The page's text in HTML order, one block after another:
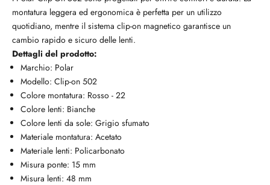
montatura leggera ed ergonomica è perfetta per un utilizzo
quotidiano, mentre il sistema clip-on magnetico garantisce un
cambio rapido e sicuro delle lenti.
Dettagli del prodotto:
Marchio: Polar
Modello: Clip-on 502
Colore montatura: Rosso - 22
Colore lenti: Bianche
Colore lenti da sole: Grigio sfumato
Materiale montatura: Acetato
Materiale lenti: Policarbonato
Misura ponte: 15 mm
Misura lenti: 48 mm